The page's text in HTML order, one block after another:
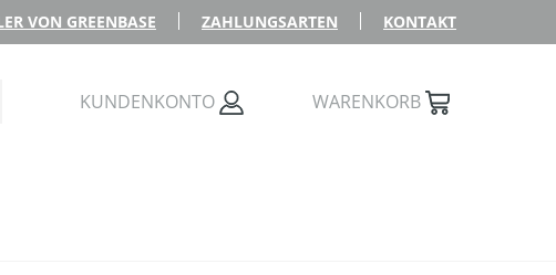
VON GREENBASE ZAHLUNGSARTEN KONTAKT
KUNDENKONTO WARENKORB